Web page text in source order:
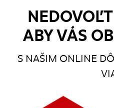
ABY VÁS
S NAŠIM ONLINE